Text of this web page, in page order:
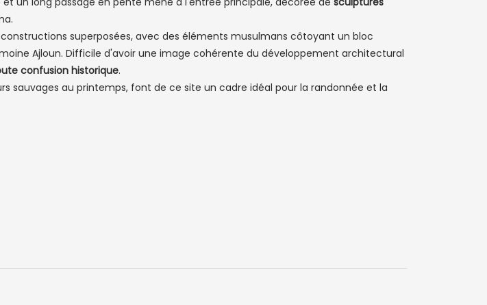
superposées, avec des éléments musulmans côtoyant un bloc
Ajloun. Difficile d'avoir une image cohérente du développement architectural
confusion historique.
sauvages au printemps, font de ce site un cadre idéal pour la randonnée et la